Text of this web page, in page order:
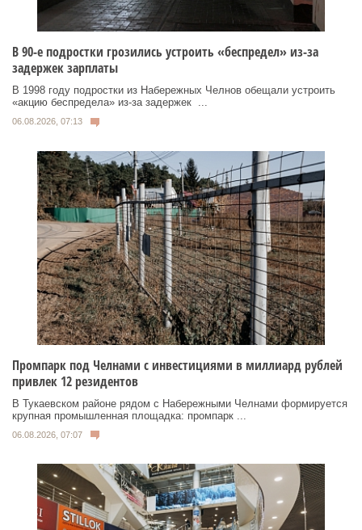
В 90-е подростки грозились устроить «беспредел» из-за
задержек зарплаты
В 1998 году подростки из Набережных Челнов обещали устроить
«акцию беспредела» из‑за задержек ...
06.08.2026, 07:13
Промпарк под Челнами с инвестициями в миллиард рублей
привлек 12 резидентов
В Тукаевском районе рядом с Набережными Челнами формируется
крупная промышленная площадка: промпарк ...
06.08.2026, 07:07